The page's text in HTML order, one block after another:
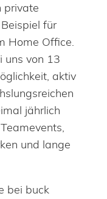
private
für
Home Office.
uns von 13
aktiv
jährlich
und lange
bei buck